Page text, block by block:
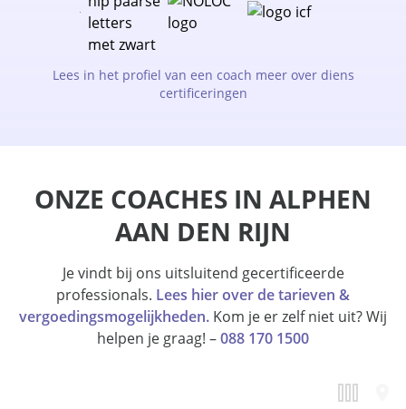
Lees in het profiel van een coach meer over diens
certificeringen
ONZE COACHES IN ALPHEN
AAN DEN RIJN
Je vindt bij ons uitsluitend gecertificeerde
professionals. Lees hier over de tarieven &
vergoedingsmogelijkheden. Kom je er zelf niet uit? Wij
helpen je graag! –088 170 1500